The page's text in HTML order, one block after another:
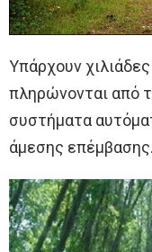
Υπάρχουν
πληρώνονται από
συστήματα
άμεσης επέμβασης.